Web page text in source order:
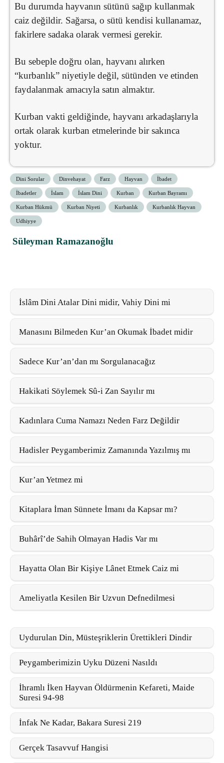
Bu durumda hayvanın sütünü sağıp kullanmak
caiz değildir. Sağarsa, o sütü kendisi kullanamaz,
fakirlere sadaka olarak vermesi gerekir.
Bu sebeple doğru olan, hayvanı alırken
“kurbanlık” niyetiyle değil, sütünden ve etinden
faydalanmak amacıyla satın almaktır.
Kurban vakti geldiğinde, hayvanı arkadaşlarıyla
ortak olarak kurban etmelerinde bir sakınca
yoktur.
Dini Sorular Dinvehayat Farz Hayvan İbadet
İbadetler İslam İslam Dini Kurban Kurban Bayramı
Kurban Hükmü Kurban Niyeti Kurbanlık Kurbanlık Hayvan
Udhiyye
Süleyman Ramazanoğlu
İslâm Dini Atalar Dini midir, Vahiy Dini mi
Manasını Bilmeden Kur’an Okumak İbadet midir
Sadece Kur’an’dan mı Sorgulanacağız
Hakikati Söylemek Sû-i Zan Sayılır mı
Kadınlara Cuma Namazı Neden Farz Değildir
Hadisler Peygamberimiz Zamanında Yazılmış mı
Kur’an Yetmez mi
Kitaplara İman Sünnete İmanı da Kapsar mı?
Buhârî’de Sahih Olmayan Hadis Var mı
Hayatta Olan Bir Kişiye Lânet Etmek Caiz mi
Ameliyatla Kesilen Bir Uzvun Defnedilmesi
Uydurulan Din, Müsteşriklerin Ürettikleri Dindir
Peygamberimizin Uyku Düzeni Nasıldı
İhramlı İken Hayvan Öldürmenin Kefareti, Maide
Suresi 94-98
İnfak Ne Kadar, Bakara Suresi 219
Gerçek Tasavvuf Hangisi